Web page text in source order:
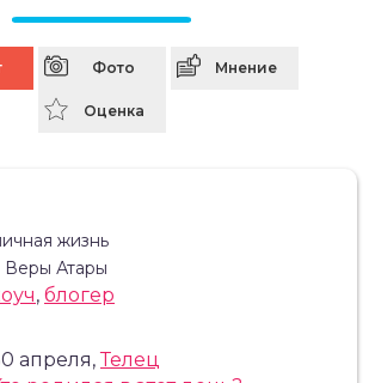
Фото Мнение
Оценка
, блогер
апреля,Телец